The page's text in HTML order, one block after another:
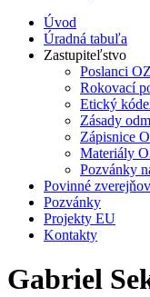
Úvod
Úradná tabuľa
Zastupiteľstvo
Poslanci OZ
Rokovací
Etický
Zásady
Zápisnice
Materiály
Pozvánky
Povinné
Pozvánky
Projekty EU
Kontakty
Gabriel